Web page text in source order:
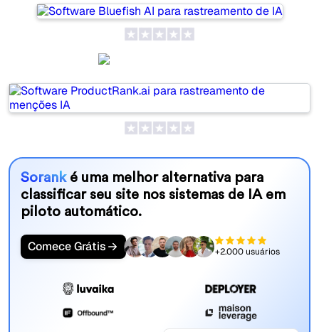
Sorank é uma melhor alternativa para
classificar seu site nos sistemas de IA em
piloto automático.
Comece Grátis +2.000 usuários